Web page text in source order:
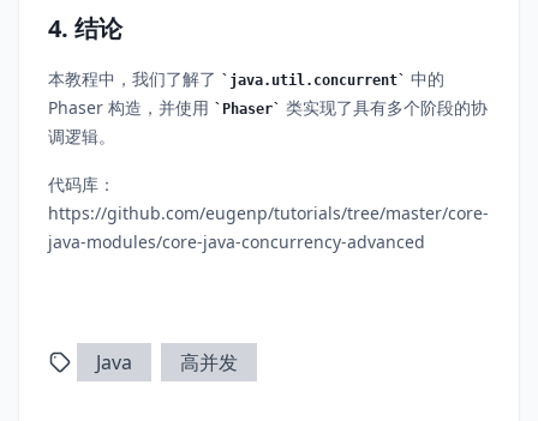
4. 结论
本教程中，我们了解了 java.util.concurrent
中的
Phaser 构造，并使用
Phaser
类实现了具有多个阶段的协
调逻辑。
代码库：
https://github.com/eugenp/tutorials/tree/master/core-
java-modules/core-java-concurrency-advanced
Java 高并发